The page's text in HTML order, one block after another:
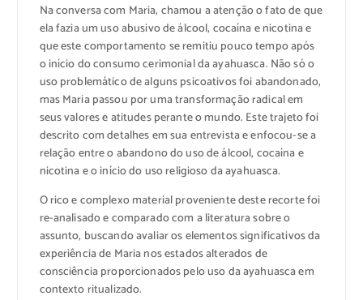
Na conversa com Maria, chamou a atenção o fato de que
ela fazia um uso abusivo de álcool, cocaína e nicotina e
que este comportamento se remitiu pouco tempo após
o início do consumo cerimonial da ayahuasca. Não só o
uso problemático de alguns psicoativos foi abandonado,
mas Maria passou por uma transformação radical em
seus valores e atitudes perante o mundo. Este trajeto foi
descrito com detalhes em sua entrevista e enfocou-se a
relação entre o abandono do uso de álcool, cocaína e
nicotina e o início do uso religioso da ayahuasca.
O rico e complexo material proveniente deste recorte foi
re-analisado e comparado com a literatura sobre o
assunto, buscando avaliar os elementos significativos da
experiência de Maria nos estados alterados de
consciência proporcionados pelo uso da ayahuasca em
contexto ritualizado.